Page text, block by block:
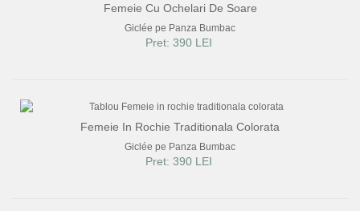
Femeie Cu Ochelari De Soare
Giclée pe Panza Bumbac
Pret: 390 LEI
Femeie In Rochie Traditionala Colorata
Giclée pe Panza Bumbac
Pret: 390 LEI